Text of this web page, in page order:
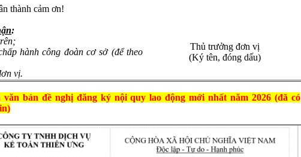
thành cảm ơn!
:
hành công đoàn cơ sở (để theo
vị.
Thủ trưởng đơn vị
(Ký tên, đóng dấu)
văn bản đề nghị đăng ký nội quy lao động mới nhất năm 2026 (đã có